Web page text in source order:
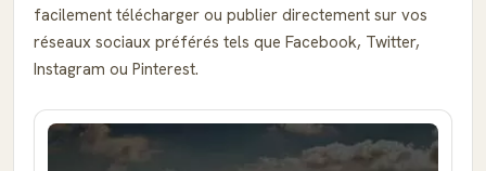
facilement télécharger ou publier directement sur vos
réseaux sociaux préférés tels que Facebook, Twitter,
Instagram ou Pinterest.